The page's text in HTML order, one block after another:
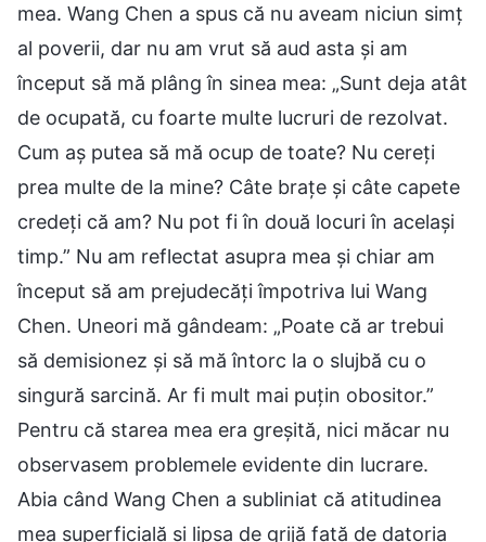
mea. Wang Chen a spus că nu aveam niciun simț
al poverii, dar nu am vrut să aud asta și am
început să mă plâng în sinea mea: „Sunt deja atât
de ocupată, cu foarte multe lucruri de rezolvat.
Cum aș putea să mă ocup de toate? Nu cereți
prea multe de la mine? Câte brațe și câte capete
credeți că am? Nu pot fi în două locuri în același
timp.” Nu am reflectat asupra mea și chiar am
început să am prejudecăți împotriva lui Wang
Chen. Uneori mă gândeam: „Poate că ar trebui
să demisionez și să mă întorc la o slujbă cu o
singură sarcină. Ar fi mult mai puțin obositor.”
Pentru că starea mea era greșită, nici măcar nu
observasem problemele evidente din lucrare.
Abia când Wang Chen a subliniat că atitudinea
mea superficială și lipsa de grijă față de datoria